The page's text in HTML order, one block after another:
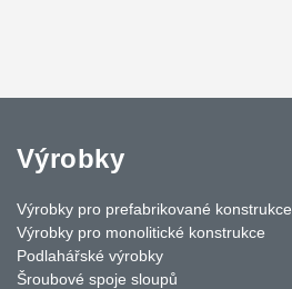
Výrobky
Výrobky pro prefabrikované konstrukce
Výrobky pro monolitické konstrukce
Podlahářské výrobky
Šroubové spoje sloupů